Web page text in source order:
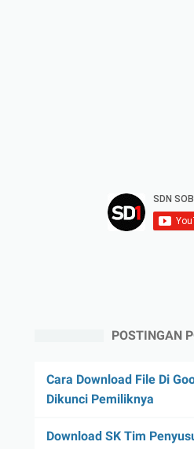
POSTINGAN
Cara Download File Di
Dikunci Pemiliknya
Download SK Tim